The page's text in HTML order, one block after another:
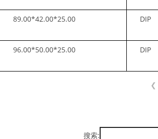
89.00*42.00*25.00 DIP
96.00*50.00*25.00 DIP
❮
搜索: